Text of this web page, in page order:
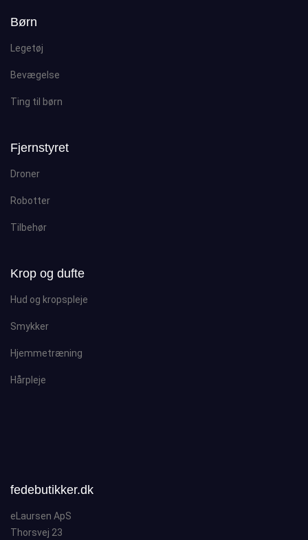
Børn
Legetøj
Bevægelse
Ting til børn
Fjernstyret
Droner
Robotter
Tilbehør
Krop og dufte
Hud og kropspleje
Smykker
Hjemmetræning
Hårpleje
fedebutikker.dk
eLaursen ApS
Thorsvej 23